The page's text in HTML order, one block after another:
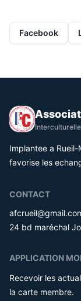
Facebook
Interculturelle
Implantee a
favorise les
CONTACT
24 bd maréchal
APPLICATION
Recevoir les
la carte membre.